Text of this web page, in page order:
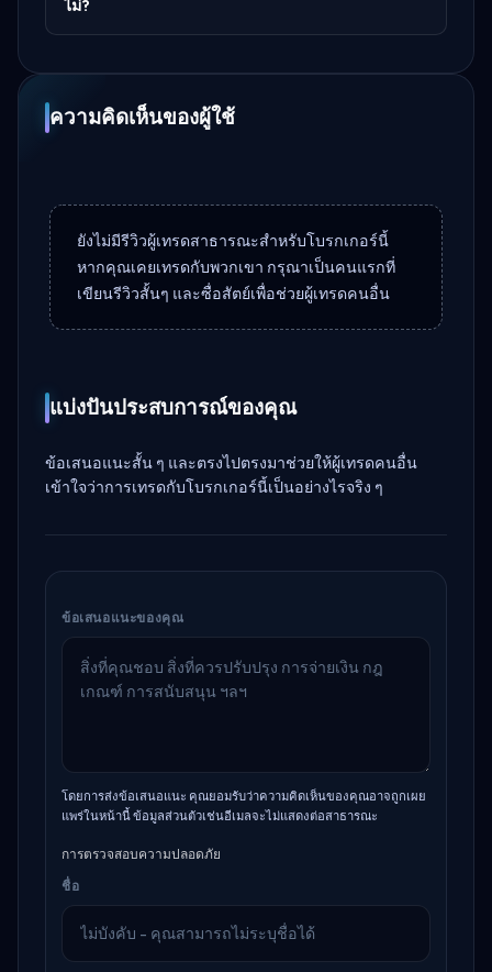
ไม่?
ความคิดเห็นของผู้ใช้
ยังไม่มีรีวิวผู้เทรดสาธารณะสำหรับโบรกเกอร์นี้
หากคุณเคยเทรดกับพวกเขา กรุณาเป็นคนแรกที่
เขียนรีวิวสั้นๆ และซื่อสัตย์เพื่อช่วยผู้เทรดคนอื่น
แบ่งปันประสบการณ์ของคุณ
ข้อเสนอแนะสั้น ๆ และตรงไปตรงมาช่วยให้ผู้เทรดคนอื่น
เข้าใจว่าการเทรดกับโบรกเกอร์นี้เป็นอย่างไรจริง ๆ
ข้อเสนอแนะของคุณ
โดยการส่งข้อเสนอแนะ คุณยอมรับว่าความคิดเห็นของคุณอาจถูกเผย
แพร่ในหน้านี้ ข้อมูลส่วนตัวเช่นอีเมลจะไม่แสดงต่อสาธารณะ
การตรวจสอบความปลอดภัย
ชื่อ